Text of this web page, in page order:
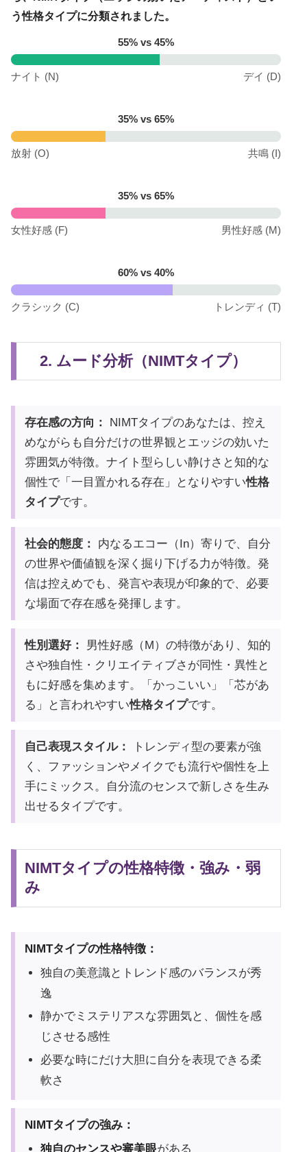
う性格タイプに分類されました。
55% vs 45%
ナイト (N) デイ (D)
35% vs 65%
放射 (O) 共鳴 (I)
35% vs 65%
女性好感 (F) 男性好感 (M)
60% vs 40%
クラシック (C) トレンディ (T)
2. ムード分析（NIMTタイプ）
存在感の方向：
NIMTタイプのあなたは、控え
めながらも自分だけの世界観とエッジの効いた
雰囲気が特徴。ナイト型らしい静けさと知的な
個性で「一目置かれる存在」となりやすい性格
タイプです。
社会的態度：
内なるエコー（In）寄りで、自分
の世界や価値観を深く掘り下げる力が特徴。発
信は控えめでも、発言や表現が印象的で、必要
な場面で存在感を発揮します。
性別選好：
男性好感（M）の特徴があり、知的
さや独自性・クリエイティブさが同性・異性と
もに好感を集めます。「かっこいい」「芯があ
る」と言われやすい性格タイプです。
自己表現スタイル：
トレンディ型の要素が強
く、ファッションやメイクでも流行や個性を上
手にミックス。自分流のセンスで新しさを生み
出せるタイプです。
NIMTタイプの性格特徴・強み・弱
み
NIMTタイプの性格特徴：
独自の美意識とトレンド感のバランスが秀
逸
静かでミステリアスな雰囲気と、個性を感
じさせる感性
必要な時にだけ大胆に自分を表現できる柔
軟さ
NIMTタイプの強み：
独自のセンスや審美眼がある